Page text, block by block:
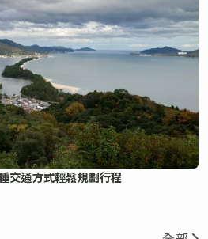
交通方式輕鬆規劃行程